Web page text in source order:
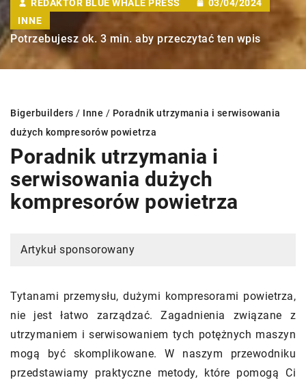
REDAKTOR BLUE WHALE PRESS
03/04/2024
INNE
Potrzebujesz ok. 3 min. aby przeczytać ten wpis
Bigerbuilders / Inne / Poradnik utrzymania i serwisowania
dużych kompresorów powietrza
Poradnik utrzymania i
serwisowania dużych
kompresorów powietrza
Artykuł sponsorowany
Tytanami przemysłu, dużymi kompresorami powietrza,
nie jest łatwo zarządzać. Zagadnienia związane z
utrzymaniem i serwisowaniem tych potężnych maszyn
mogą być skomplikowane. W naszym przewodniku
przedstawiamy praktyczne metody, które pomogą Ci